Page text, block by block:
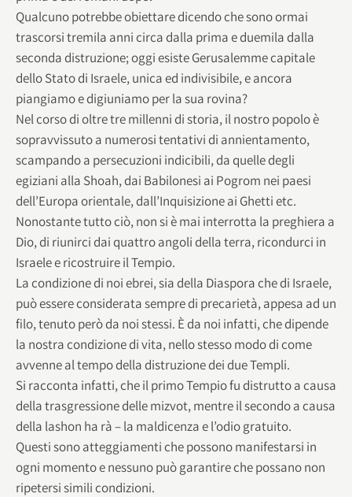
Qualcuno potrebbe obiettare dicendo che sono ormai
trascorsi tremila anni circa dalla prima e duemila dalla
seconda distruzione; oggi esiste Gerusalemme capitale
dello Stato di Israele, unica ed indivisibile, e ancora
piangiamo e digiuniamo per la sua rovina?
Nel corso di oltre tre millenni di storia, il nostro popolo è
sopravvissuto a numerosi tentativi di annientamento,
scampando a persecuzioni indicibili, da quelle degli
egiziani alla Shoah, dai Babilonesi ai Pogrom nei paesi
dell’Europa orientale, dall’Inquisizione ai Ghetti etc.
Nonostante tutto ciò, non si è mai interrotta la preghiera a
Dio, di riunirci dai quattro angoli della terra, ricondurci in
Israele e ricostruire il Tempio.
La condizione di noi ebrei, sia della Diaspora che di Israele,
può essere considerata sempre di precarietà, appesa ad un
filo, tenuto però da noi stessi. È da noi infatti, che dipende
la nostra condizione di vita, nello stesso modo di come
avvenne al tempo della distruzione dei due Templi.
Si racconta infatti, che il primo Tempio fu distrutto a causa
della trasgressione delle mizvot, mentre il secondo a causa
della lashon ha rà – la maldicenza e l’odio gratuito.
Questi sono atteggiamenti che possono manifestarsi in
ogni momento e nessuno può garantire che possano non
ripetersi simili condizioni.